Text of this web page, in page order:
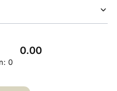
0.00
0